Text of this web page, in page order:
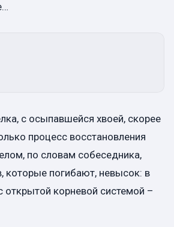
с осыпавшейся хвоей, скорее
процесс восстановления
по словам собеседника,
которые погибают, невысок: в
открытой корневой системой –